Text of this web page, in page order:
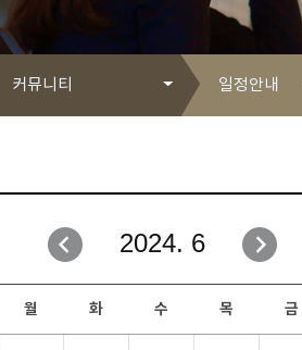
커뮤니티
취업성공지원과
창업지원·교육센터
현장실습/IPP사업단
커뮤니티
일정안내
자유게시판
일정안내
보도자료
행사갤러리
2024. 6
월 화 수 목 금